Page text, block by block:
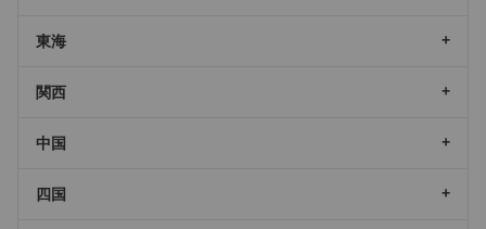
東海
関西
中国
四国